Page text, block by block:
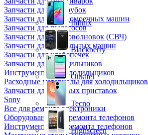
Запчасти для мясорубок
Запчасти для посудомоечных машин
Запчасти для пылесосов
Запчасти для микроволновок (СВЧ)
Запчасти для стиральных машин
Запчасти для хлебопечек
Запчасти для холодильников
Инструмент для холодильщиков
Расходные материалы для холодильщиков
Запчасти для игровых приставок
Sony
Все для ремонта электроники
Оборудование для ремонта телефонов
Инструменты для ремонта телефонов
Infinix
Blackberry
Oukitel
Tecno
Highscreen